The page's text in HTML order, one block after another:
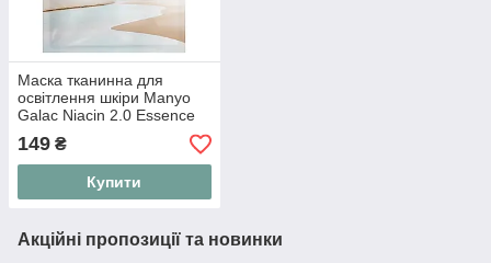
Маска тканинна для
освітлення шкіри Manyo
Galac Niacin 2.0 Essence
Mask 1 шт
149 ₴
Купити
Акційні пропозиції та новинки